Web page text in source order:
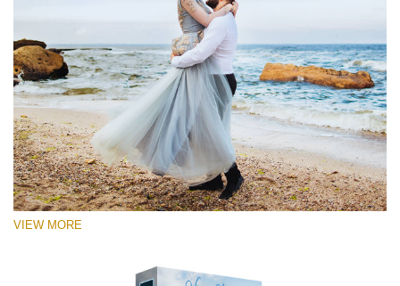
VIEW MORE